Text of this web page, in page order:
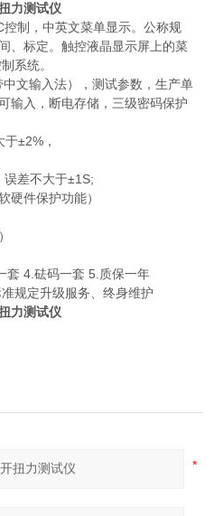
力测试仪
制，中英文菜单显示。公称规
、标定。触控液晶显示屏上的菜
系统。
文输入法），测试参数，生产单
输入，断电存储，三级密码保护
ISO11040
±2%，
差不大于±1S;
硬件保护功能）
套 4.砝码一套 5.质保一年
规定升级服务、终身维护
力与旋开扭力测试仪